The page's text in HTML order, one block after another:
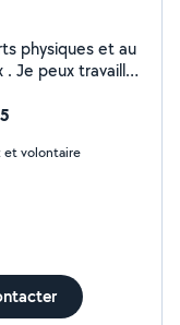
physiques et au
Je peux travailler
et volontaire